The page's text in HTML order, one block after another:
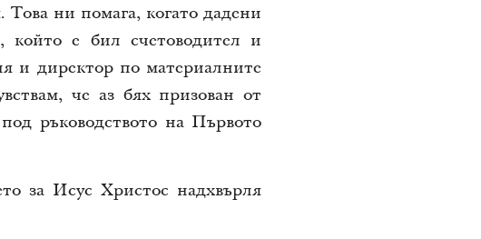
ни помага, когато дадени
който е бил счетоводител и
и директор по материалните
че аз бях призован от
ръководството на Първото
за Исус Христос надхвърля